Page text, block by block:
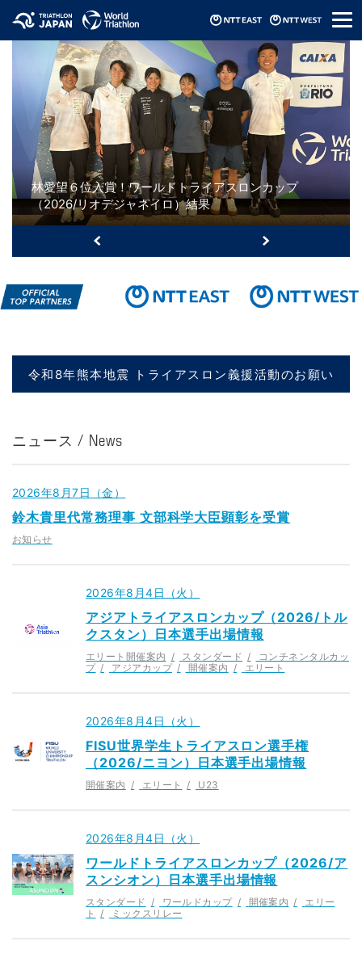
メ
ニ
ュ
ー
林愛望６位入賞！ワールドトライアスロンカップ
（2026/リオデジャネイロ）結果
令和8年熊本地震 トライアスロン義援活動のお願い
ニュース / News
2026年8月7日（金）
鈴木貴里代常務理事 文部科学大臣顕彰を受賞
お知らせ
2026年8月4日（火）
アジアトライアスロンカップ（2026/トル
クスタン）日本選手出場情報
エリート開催案内 スタンダード
コンチネンタルカッ
プ
アジアカップ 開催案内 エリート
2026年8月4日（火）
FISU世界学生トライアスロン選手権
（2026/ニヨン）日本選手出場情報
開催案内 エリート U23
2026年8月4日（火）
ワールドトライアスロンカップ（2026/ア
スンシオン）日本選手出場情報
スタンダード ワールドカップ 開催案内
エリー
ト
ミックスリレー